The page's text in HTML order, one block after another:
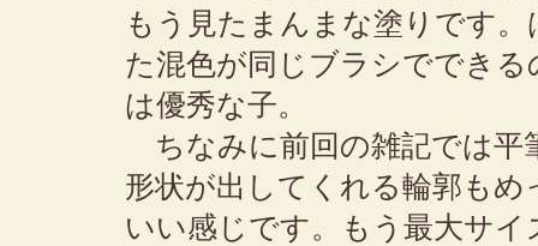
もう見たまんまな塗りです
た混色が同じブラシででき
は優秀な子。
ちなみに前回の雑記では平
形状が出してくれる輪郭も
いい感じです。もう最大サ